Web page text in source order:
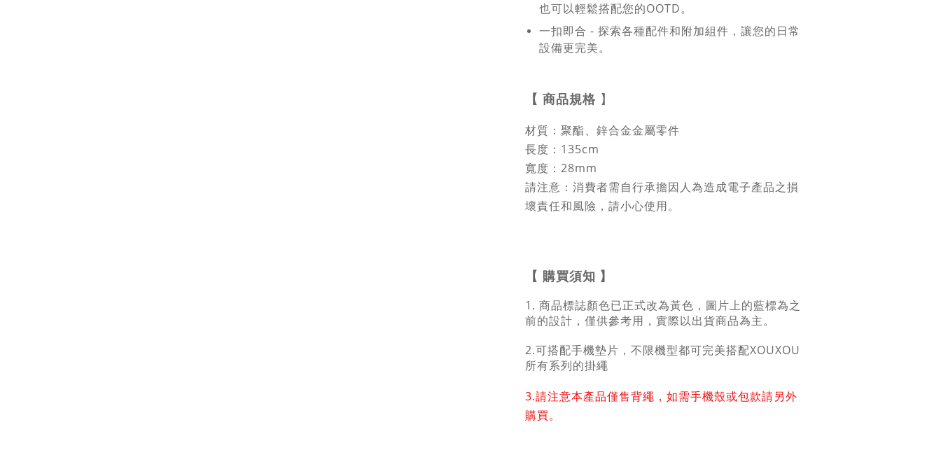
也可以輕鬆搭配您的OOTD。
一扣即合 - 探索各種配件和附加組件，讓您的日常
設備更完美。
【 商品規格 】
材質：聚酯、鋅合金金屬零件
長度：135cm
寬度：28mm
請注意：消費者需自行承擔因人為造成電子產品之損
壞責任和風險，請小心使用。
【 購買須知 】
1. 商品標誌顏色已正式改為黃色，圖片上的藍標為之
前的設計，僅供參考用，實際以出貨商品為主。
2.可搭配手機墊片，不限機型都可完美搭配XOUXOU
所有系列的掛繩
3.請注意本產品僅售背繩，如需手機殼或包款請另外
購買。